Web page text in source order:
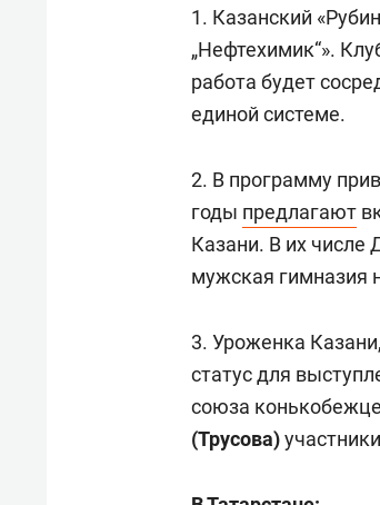
1. Казанский
„Нефтехимик“».
работа будет
единой системе.
2. В программу
годы предлагают
Казани. В их
мужская гимназия
3. Уроженка
статус для
союза
(Трусова)